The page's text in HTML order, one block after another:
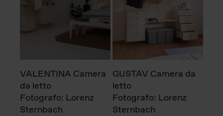
VALENTINA Camera
da letto
Fotografo: Lorenz
Sternbach
GUSTAV Camera da
letto
Fotografo: Lorenz
Sternbach